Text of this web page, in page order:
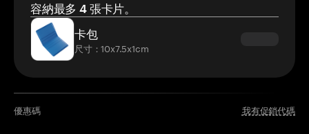
容納最多 4 張卡片。
卡包
尺寸：10x7.5x1cm
優惠碼 我有促銷代碼